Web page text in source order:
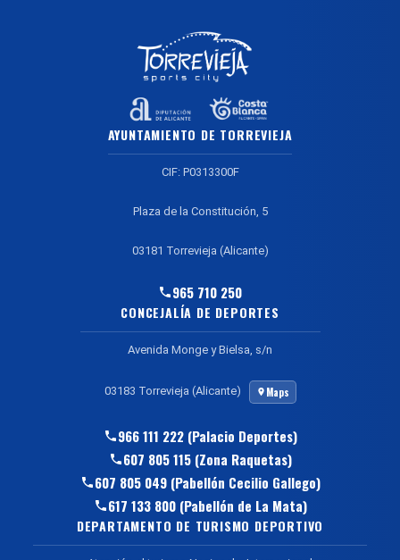
AYUNTAMIENTO DE TORREVIEJA
CIF: P0313300F
Plaza de la Constitución, 5
03181 Torrevieja (Alicante)
965 710 250
CONCEJALÍA DE DEPORTES
Avenida Monge y Bielsa, s/n
03183 Torrevieja (Alicante) Maps
966 111 222 (Palacio Deportes)
607 805 115 (Zona Raquetas)
607 805 049 (Pabellón Cecilio Gallego)
617 133 800 (Pabellón de La Mata)
DEPARTAMENTO DE TURISMO DEPORTIVO